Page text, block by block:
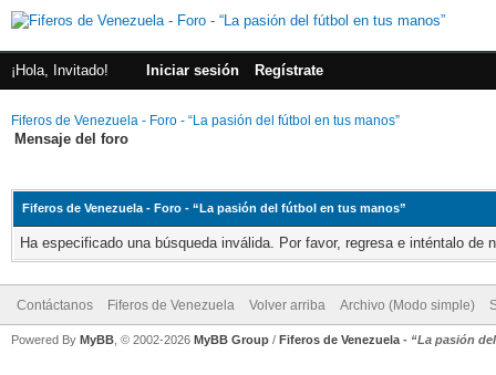
¡Hola, Invitado! Iniciar sesión Regístrate
Fiferos de Venezuela - Foro - “La pasión del fútbol en tus manos”
Mensaje del foro
Fiferos de Venezuela - Foro - “La pasión del fútbol en tus manos”
Ha especificado una búsqueda inválida. Por favor, regresa e inténtalo de
Contáctanos Fiferos de Venezuela Volver arriba Archivo (Modo simple)
Powered By MyBB , © 2002-2026 MyBB Group / Fiferos de Venezuela - “La pasión